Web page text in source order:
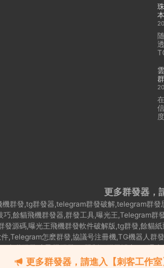
更多群發器，
群發,tg群發器,telegram群發破解,telegram群
,餘貓飛機群發器,群發工具,曝光王,Telegram
發源碼,曝光王飛機群發軟件破解版,tg群發,餘貓
,Telegram怎麽群發,協議号注冊機,TG機器人
自動群發,大飛機群發,Tg限制組群發消息,TG曝
群,telegram群發助手,telegram群發 源碼
更多群發器，請進入【刺客工作室